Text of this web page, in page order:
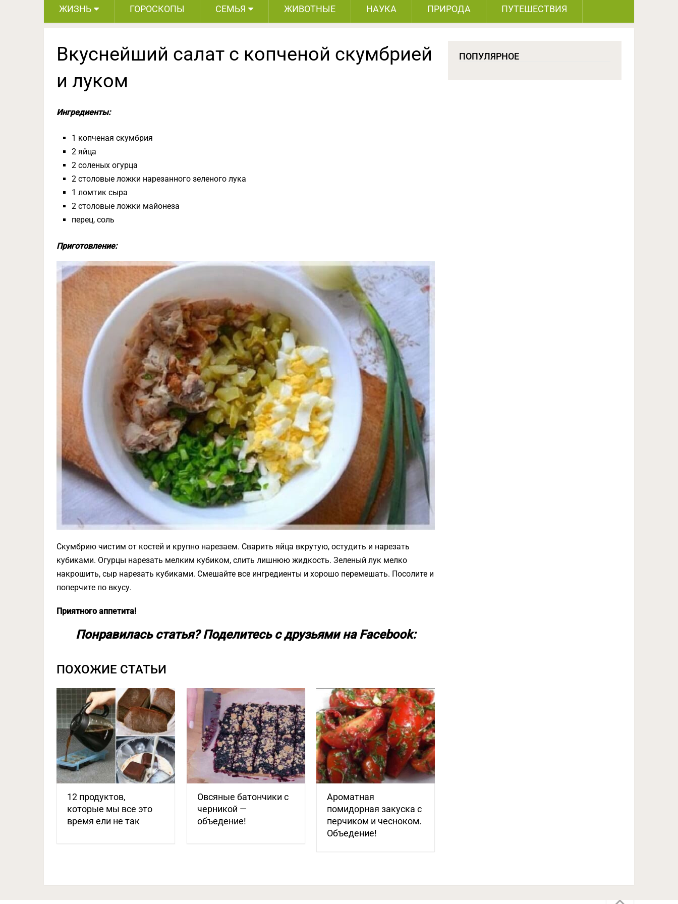
ЖИЗНЬ ГОРОСКОПЫ СЕМЬЯ ЖИВОТНЫЕ НАУКА ПРИРОДА ПУТЕШЕСТВИЯ
Вкуснейший салат с копченой скумбрией
и луком
Ингредиенты:
1 копченая скумбрия
2 яйца
2 соленых огурца
2 столовые ложки нарезанного зеленого лука
1 ломтик сыра
2 столовые ложки майонеза
перец, соль
Приготовление:
Скумбрию чистим от костей и крупно нарезаем. Сварить яйца вкрутую, остудить и нарезать
кубиками. Огурцы нарезать мелким кубиком, слить лишнюю жидкость. Зеленый лук мелко
накрошить, сыр нарезать кубиками. Смешайте все ингредиенты и хорошо перемешать. Посолите и
поперчите по вкусу.
Приятного аппетита!
Понравилась статья? Поделитесь с друзьями на Facebook:
ПОХОЖИЕ СТАТЬИ
12 продуктов,
которые мы все это
время ели не так
Овсяные батончики с
черникой —
объедение!
Ароматная
помидорная закуска с
перчиком и чесноком.
Объедение!
ПОПУЛЯРНОЕ